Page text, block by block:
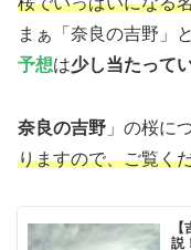
まぁ「奈良の吉野」
予想は少し当たって
奈良の吉野 」の桜に
りますので、ご覧く
説！